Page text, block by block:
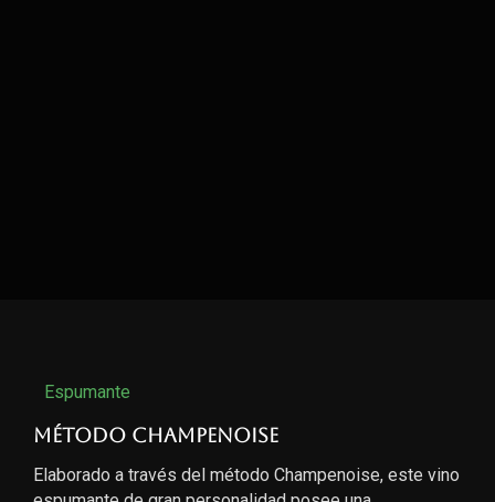
Espumante
Método Champenoise
Elaborado a través del método Champenoise, este vino